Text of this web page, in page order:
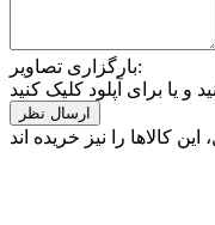
بارگزاری تصاویر: